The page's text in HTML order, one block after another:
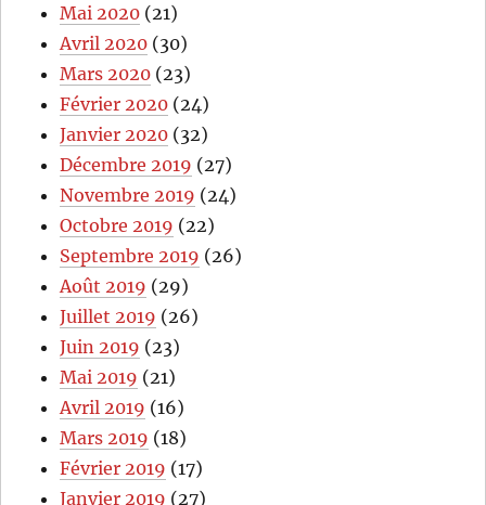
Mai 2020 (21)
Avril 2020 (30)
Mars 2020 (23)
Février 2020 (24)
Janvier 2020 (32)
Décembre 2019 (27)
Novembre 2019 (24)
Octobre 2019 (22)
Septembre 2019 (26)
Août 2019 (29)
Juillet 2019 (26)
Juin 2019 (23)
Mai 2019 (21)
Avril 2019 (16)
Mars 2019 (18)
Février 2019 (17)
Janvier 2019 (27)